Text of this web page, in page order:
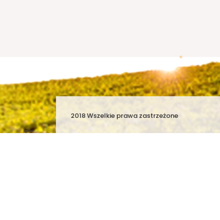
2018 Wszelkie prawa zastrzeżone